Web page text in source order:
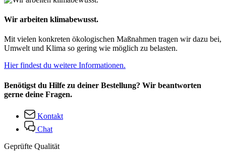
Wir arbeiten klimabewusst.
Mit vielen konkreten ökologischen Maßnahmen tragen wir dazu bei,
Umwelt und Klima so gering wie möglich zu belasten.
Hier findest du weitere Informationen.
Benötigst du Hilfe zu deiner Bestellung? Wir beantworten
gerne deine Fragen.
Kontakt
Chat
Geprüfte Qualität